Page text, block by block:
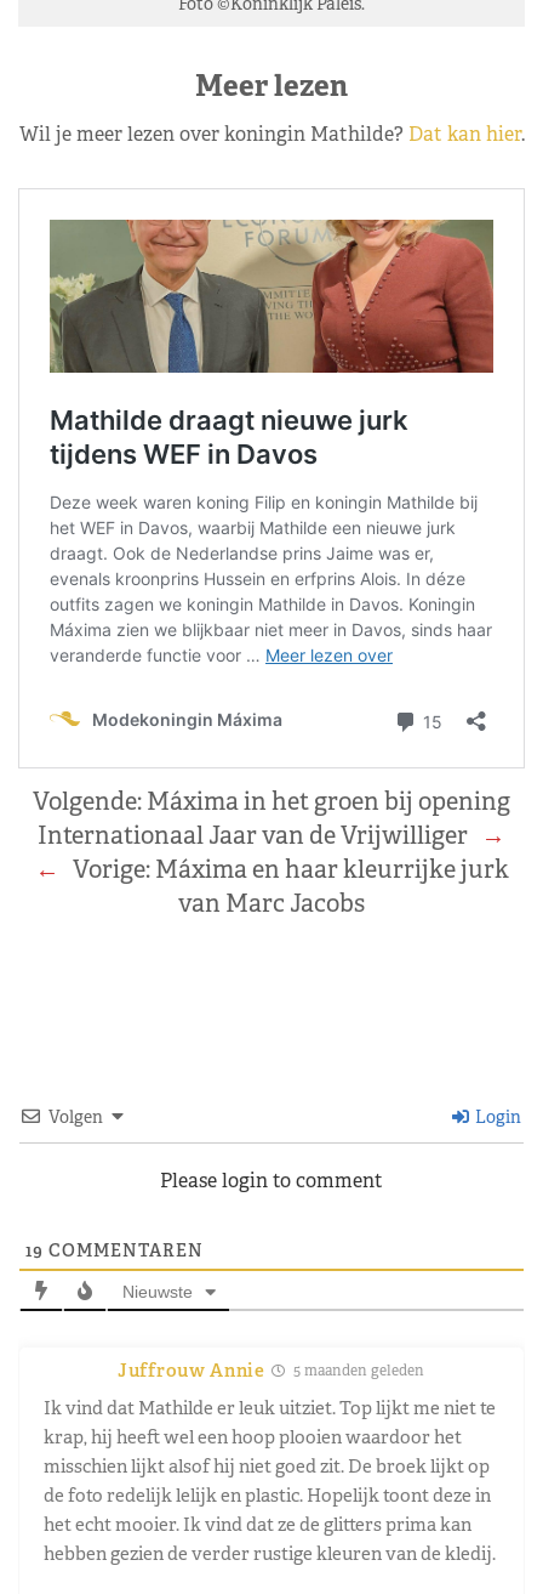
Meer lezen
Wil je meer lezen over koningin Mathilde? Dat kan hier.
Volgende: Máxima in het groen bij opening
Internationaal Jaar van de Vrijwilliger →
← Vorige: Máxima en haar kleurrijke jurk
van Marc Jacobs
Volgen Login
Please login to comment
19 COMMENTAREN
Nieuwste
Juffrouw Annie 5 maanden geleden
Ik vind dat Mathilde er leuk uitziet. Top lijkt me niet te
krap, hij heeft wel een hoop plooien waardoor het
misschien lijkt alsof hij niet goed zit. De broek lijkt op
de foto redelijk lelijk en plastic. Hopelijk toont deze in
het echt mooier. Ik vind dat ze de glitters prima kan
hebben gezien de verder rustige kleuren van de kledij.